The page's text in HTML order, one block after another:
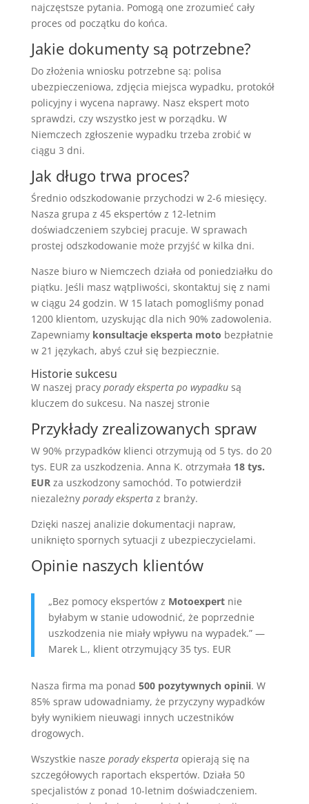
najczęstsze pytania. Pomogą one zrozumieć cały
proces od początku do końca.
Jakie dokumenty są potrzebne?
Do złożenia wniosku potrzebne są: polisa
ubezpieczeniowa, zdjęcia miejsca wypadku, protokół
policyjny i wycena naprawy. Nasz ekspert moto
sprawdzi, czy wszystko jest w porządku. W
Niemczech zgłoszenie wypadku trzeba zrobić w
ciągu 3 dni.
Jak długo trwa proces?
Średnio odszkodowanie przychodzi w 2-6 miesięcy.
Nasza grupa z 45 ekspertów z 12-letnim
doświadczeniem szybciej pracuje. W sprawach
prostej odszkodowanie może przyjść w kilka dni.
Nasze biuro w Niemczech działa od poniedziałku do
piątku. Jeśli masz wątpliwości, skontaktuj się z nami
w ciągu 24 godzin. W 15 latach pomogliśmy ponad
1200 klientom, uzyskując dla nich 90% zadowolenia.
Zapewniamy konsultacje eksperta moto bezpłatnie
w 21 językach, abyś czuł się bezpiecznie.
Historie sukcesu
W naszej pracy porady eksperta po wypadkusą
kluczem do sukcesu. Na naszej stronie
Przykłady zrealizowanych spraw
W 90% przypadków klienci otrzymują od 5 tys. do 20
tys. EUR za uszkodzenia. Anna K. otrzymała 18 tys.
EURza uszkodzony samochód. To potwierdził
niezależny porady ekspertaz branży.
Dzięki naszej analizie dokumentacji napraw,
uniknięto spornych sytuacji z ubezpieczycielami.
Opinie naszych klientów
„Bez pomocy ekspertów z Motoexpertnie
byłabym w stanie udowodnić, że poprzednie
uszkodzenia nie miały wpływu na wypadek.” —
Marek L., klient otrzymujący 35 tys. EUR
Nasza firma ma ponad 500 pozytywnych opinii. W
85% spraw udowadniamy, że przyczyny wypadków
były wynikiem nieuwagi innych uczestników
drogowych.
Wszystkie nasze porady ekspertaopierają się na
szczegółowych raportach ekspertów. Działa 50
specjalistów z ponad 10-letnim doświadczeniem.